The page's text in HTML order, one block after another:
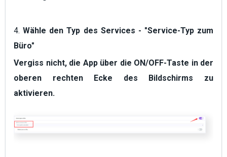
4. Wähle den Typ des Services - "Service-Typ zum
Büro"
Vergiss nicht, die App über die ON/OFF-Taste in der
oberen rechten Ecke des Bildschirms zu
aktivieren.